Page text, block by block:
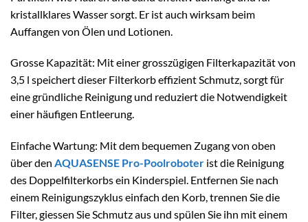
kristallklares Wasser sorgt. Er ist auch wirksam beim
Auffangen von Ölen und Lotionen.
Grosse Kapazität: Mit einer grosszügigen Filterkapazität von
3,5 l speichert dieser Filterkorb effizient Schmutz, sorgt für
eine gründliche Reinigung und reduziert die Notwendigkeit
einer häufigen Entleerung.
Einfache Wartung: Mit dem bequemen Zugang von oben
über den AQUASENSE Pro-Poolroboter ist die Reinigung
des Doppelfilterkorbs ein Kinderspiel. Entfernen Sie nach
einem Reinigungszyklus einfach den Korb, trennen Sie die
Filter, giessen Sie Schmutz aus und spülen Sie ihn mit einem